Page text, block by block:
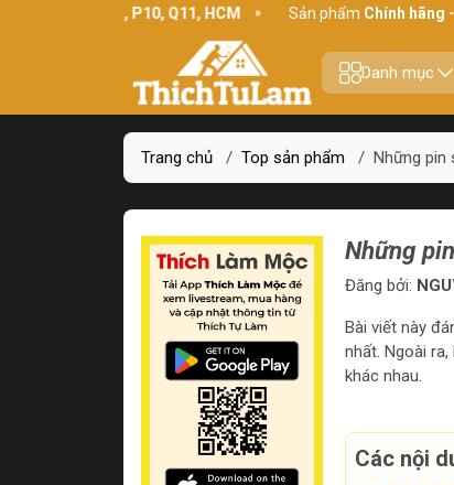
Bình Thới, P10, Q11, HCM Sản phẩmChính hãng - Chất
Danh mục
Trang chủ / Top sản phẩm / Những pin
Những
Đăng bởi:
Bài viết này
nhất. Ngoài
khác nhau.
Các nội